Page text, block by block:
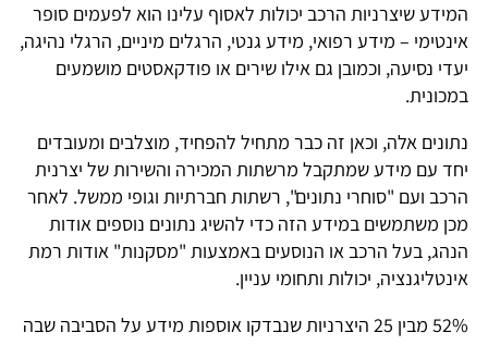
המידע שיצרניות הרכב יכולות לאסוף עלינו הוא לפעמים סופר
אינטימי – מידע רפואי, מידע גנטי, הרגלים מיניים, הרגלי נהיגה,
יעדי נסיעה, וכמובן גם אילו שירים או פודקאסטים מושמעים
במכונית.
נתונים אלה, וכאן זה כבר מתחיל להפחיד, מוצלבים ומעובדים
יחד עם מידע שמתקבל מרשתות המכירה והשירות של יצרנית
הרכב ועם "סוחרי נתונים", רשתות חברתיות וגופי ממשל. לאחר
מכן משתמשים במידע הזה כדי להשיג נתונים נוספים אודות
הנהג, בעל הרכב או הנוסעים באמצעות "מסקנות" אודות רמת
אינטליגנציה, יכולות ותחומי עניין.
52% מבין 25 היצרניות שנבדקו אוספות מידע על הסביבה שבה